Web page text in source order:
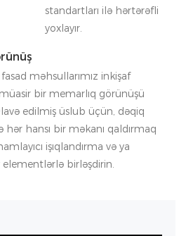
standartları ilə hərtərəfli
yoxlayır.
məhsullarımız inkişaf
bir memarlıq görünüşü
edilmiş üslub üçün, dəqiq
hər hansı bir məkanı qaldırmaq
işıqlandırma və ya
elementlərlə birləşdirin.